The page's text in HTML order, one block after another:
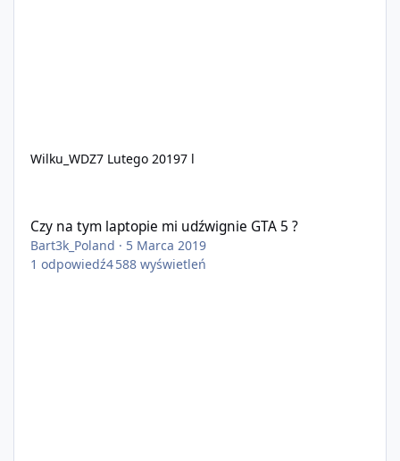
Wilku_WDZ7 Lutego 20197 l
Czy na tym laptopie mi udźwignie GTA 5 ?
Bart3k_Poland · 5 Marca 2019
1 odpowiedź4 588 wyświetleń